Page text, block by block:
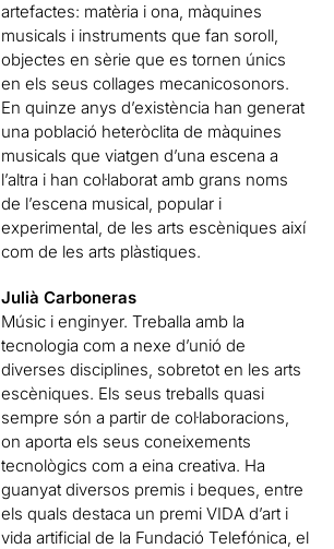
artefactes: matèria i ona, màquines
musicals i instruments que fan soroll,
objectes en sèrie que es tornen únics
en els seus collages mecanicosonors.
En quinze anys d’existència han generat
una població heteròclita de màquines
musicals que viatgen d’una escena a
l’altra i han col·laborat amb grans noms
de l’escena musical, popular i
experimental, de les arts escèniques així
com de les arts plàstiques.
Julià Carboneras
Músic i enginyer. Treballa amb la
tecnologia com a nexe d’unió de
diverses disciplines, sobretot en les arts
escèniques. Els seus treballs quasi
sempre són a partir de col·laboracions,
on aporta els seus coneixements
tecnològics com a eina creativa. Ha
guanyat diversos premis i beques, entre
els quals destaca un premi VIDA d’art i
vida artificial de la Fundació Telefónica, el